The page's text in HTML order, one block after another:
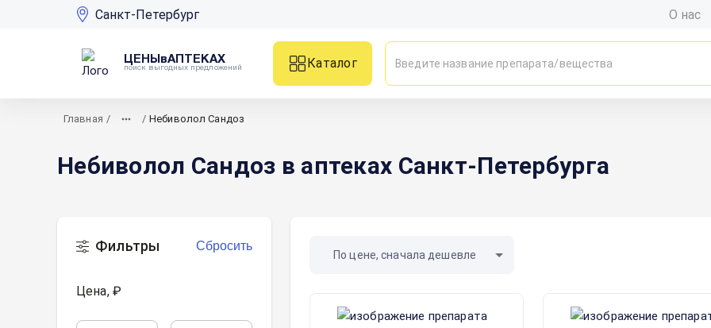
Санкт-Петербург О нас
ЦЕНЫвАПТЕКАХ
поиск выгодных предложений
Каталог
Главная / / Небиволол Сандоз
Небиволол Сандоз в аптеках Санкт-Петербурга
Фильтры Сбросить
Цена, ₽
По цене, сначала дешевле